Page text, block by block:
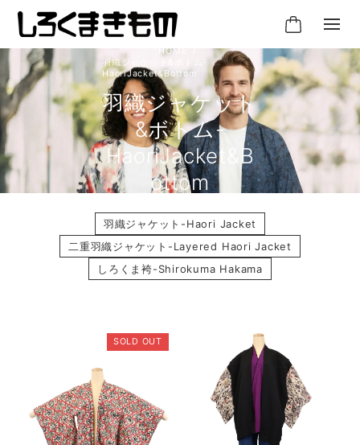
羽織ジャケット&ボトム-
HaoriJacket&Bottom
羽織ジャケット
&ボトム-
HaoriJacket&B
ottom
羽織ジャケット-Haori Jacket
二重羽織ジャケット-Layered Haori Jacket
しろくま袴-Shirokuma Hakama
SOLD OUT